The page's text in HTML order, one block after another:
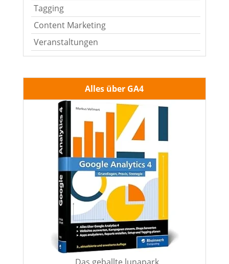
Tagging
Content Marketing
Veranstaltungen
Alles über GA4